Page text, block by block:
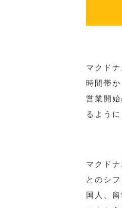
マクド
時間帯
営業開
るよう
マクド
とのシ
国人、